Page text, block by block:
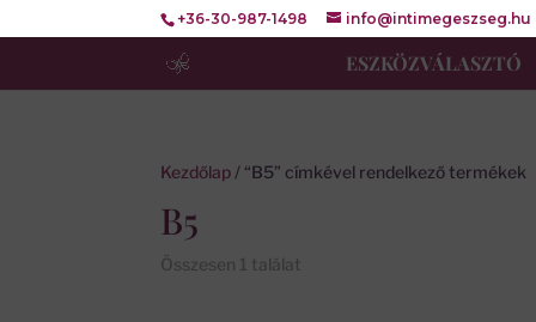
+36-30-987-1498 info@intimegeszseg.hu
ESZKÖZVÁLASZTÓ
Kezdőlap / “B5” címkével rendelkező termékek
B5
Összesen 1 találat